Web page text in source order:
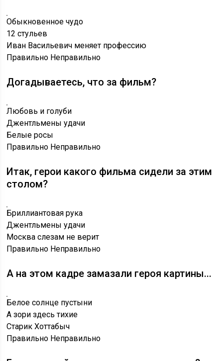
Обыкновенное чудо
12 стульев
Иван Васильевич меняет профессию
Правильно Неправильно
Догадываетесь, что за фильм?
Любовь и голуби
Джентльмены удачи
Белые росы
Правильно Неправильно
Итак, герои какого фильма сидели за этим
столом?
Бриллиантовая рука
Джентльмены удачи
Москва слезам не верит
Правильно Неправильно
А на этом кадре замазали героя картины...
Белое солнце пустыни
А зори здесь тихие
Старик Хоттабыч
Правильно Неправильно